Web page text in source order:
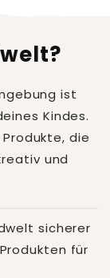
ist
Kindes.
die
und
sicherer
für